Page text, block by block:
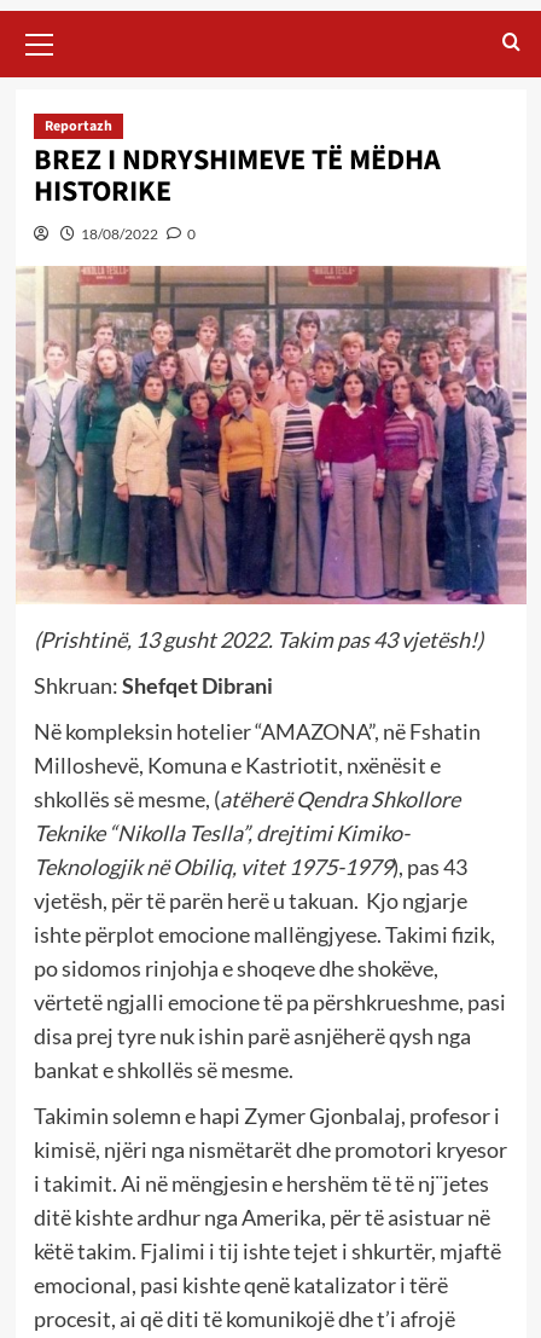
Menu
Reportazh
BREZ I NDRYSHIMEVE TË MËDHA
HISTORIKE
18/08/2022 0
(Prishtinë, 13 gusht 2022. Takim pas 43 vjetësh!)
Shkruan:Shefqet Dibrani
Në kompleksin hotelier “AMAZONA”, në Fshatin
Milloshevë, Komuna e Kastriotit, nxënësit e
shkollës së mesme, (atëherë Qendra Shkollore
Teknike “Nikolla Teslla”, drejtimi Kimiko-
Teknologjik në Obiliq, vitet 1975-1979), pas 43
vjetësh, për të parën herë u takuan. Kjo ngjarje
ishte përplot emocione mallëngjyese. Takimi fizik,
po sidomos rinjohja e shoqeve dhe shokëve,
vërtetë ngjalli emocione të pa përshkrueshme, pasi
disa prej tyre nuk ishin parë asnjëherë qysh nga
bankat e shkollës së mesme.
Takimin solemn e hapi Zymer Gjonbalaj, profesor i
kimisë, njëri nga nismëtarët dhe promotori kryesor
i takimit. Ai në mëngjesin e hershëm të të nj¨jetes
ditë kishte ardhur nga Amerika, për të asistuar në
këtë takim. Fjalimi i tij ishte tejet i shkurtër, mjaftë
emocional, pasi kishte qenë katalizator i tërë
procesit, ai që diti të komunikojë dhe t’i afrojë